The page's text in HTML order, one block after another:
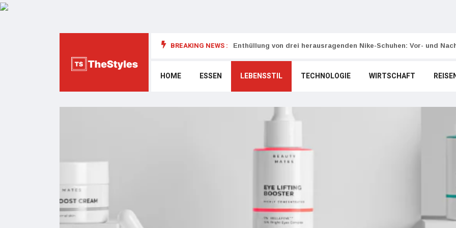
BREAKING NEWS : Enthüllung von drei herausragenden Nike-Schuhen: Vor- und
HOME ESSEN LEBENSSTIL TECHNOLOGIE WIRTSCHAFT